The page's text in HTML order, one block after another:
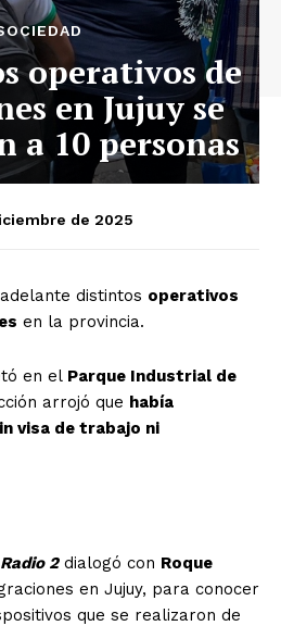
operativos de
en Jujuy se
a 10 personas
de 2025
distintos operativos
en la provincia.
en el Parque Industrial de
arrojó que había
visa de trabajo ni
Radio 2dialogó con Roque
en Jujuy, para conocer
que se realizaron de